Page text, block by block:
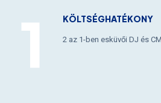
KÖLTSÉGHATÉKONY
2 az 1-ben esküvői DJ és